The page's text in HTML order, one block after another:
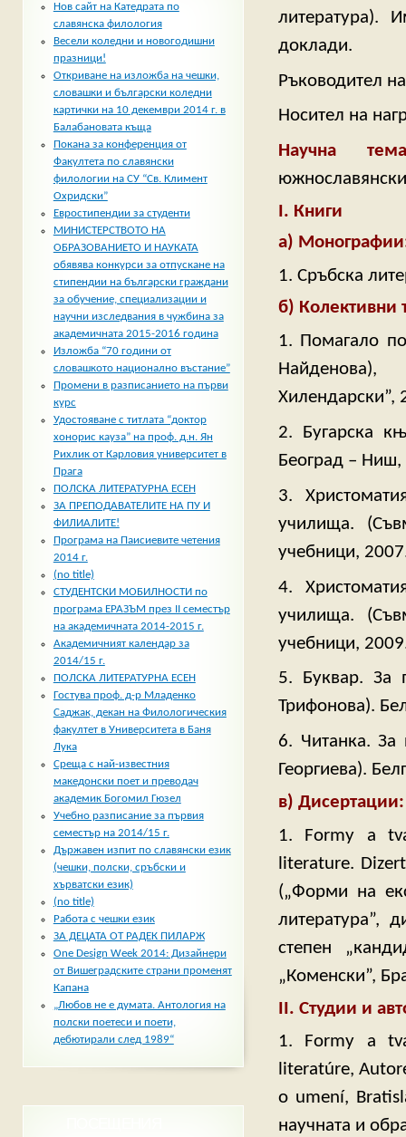
литература).
доклади.
Ръководител
Носител на
Научна
І. Книги
а)
1. Сръбска
б) Колективни
1. Помагало
Найденова),
Хилендарски”,
2. Бугарска
Београд –
3.
училища.
учебници,
4.
училища.
учебници,
5. Буквар. За
Трифонова).
6. Читанка.
Георгиева).
в) Дисертации:
1. Formy a
literature.
(„Форми на
литература”,
степен
„Коменски”,
ІІ. Студии и
1. Formy a
literatúre,
o umení,
научната и
Нов сайт на Катедрата по
славянска филология
Весели коледни и новогодишни
празници!
Откриване на изложба на чешки,
словашки и български коледни
картички на 10 декември 2014 г. в
Балабановата къща
Покана за конференция от
Факултета по славянски
филологии на СУ “Св. Климент
Охридски”
Евростипендии за студенти
МИНИСТЕРСТВОТО НА
ОБРАЗОВАНИЕТО И НАУКАТА
обявява конкурси за отпускане на
стипендии на български граждани
за обучение, специализации и
научни изследвания в чужбина за
академичната 2015-2016 година
Изложба “70 години от
словашкото национално въстание”
Промени в разписанието на първи
курс
Удостояване с титлата “доктор
хонорис кауза” на проф. д.н. Ян
Рихлик от Карловия университет в
Прага
ПОЛСКА ЛИТЕРАТУРНА ЕСЕН
ЗА ПРЕПОДАВАТЕЛИТЕ НА ПУ И
ФИЛИАЛИТЕ!
Програма на Паисиевите четения
2014 г.
(no title)
СТУДЕНТСКИ МОБИЛНОСТИ по
програма ЕРАЗЪМ през II семестър
на академичната 2014-2015 г.
Академичният календар за
2014/15 г.
ПОЛСКА ЛИТЕРАТУРНА ЕСЕН
Гостува проф. д-р Младенко
Саджак, декан на Филологическия
факултет в Университета в Баня
Лука
Среща с най-известния
македонски поет и преводач
академик Богомил Гюзел
Учебно разписание за първия
семестър на 2014/15 г.
Държавен изпит по славянски език
(чешки, полски, сръбски и
хърватски език)
(no title)
Работа с чешки език
ЗА ДЕЦАТА ОТ РАДЕК ПИЛАРЖ
One Design Week 2014: Дизайнери
от Вишеградските страни променят
Капана
„Любов не е думата. Антология на
полски поетеси и поети,
дебютирали след 1989“